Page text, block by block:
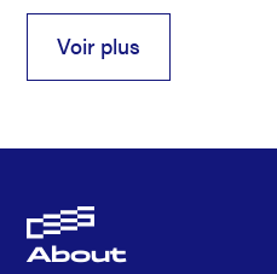
Voir plus
Voir plus
About